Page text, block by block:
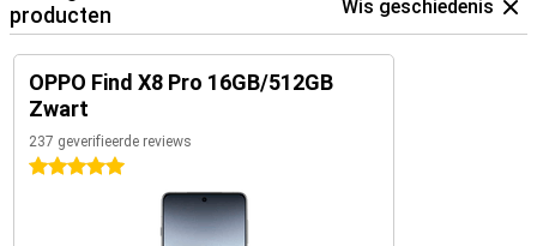
producten
Wis geschiedenis
OPPO Find X8 Pro 16GB/512GB
Zwart
237 geverifieerde reviews
5 sterren